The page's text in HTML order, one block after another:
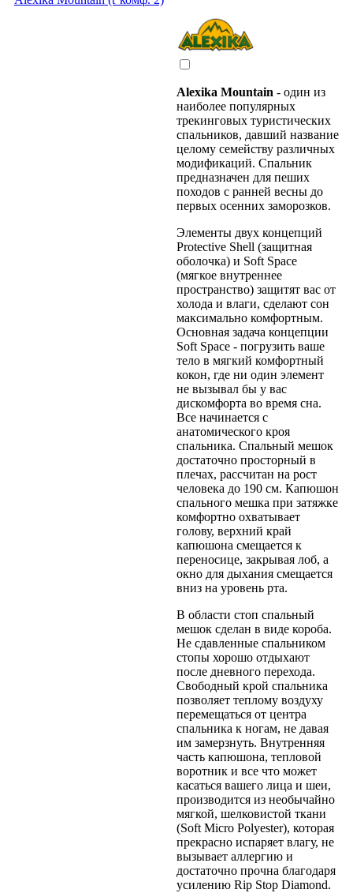
Alexika Mountain - один из
наиболее популярных
трекинговых туристических
спальников, давший название
целому семейству различных
модификаций. Спальник
предназначен для пеших
походов с ранней весны до
первых осенних заморозков.
Элементы двух концепций
Protective Shell (защитная
оболочка) и Soft Space
(мягкое внутреннее
пространство) защитят вас от
холода и влаги, сделают сон
максимально комфортным.
Основная задача концепции
Soft Space - погрузить ваше
тело в мягкий комфортный
кокон, где ни один элемент
не вызывал бы у вас
дискомфорта во время сна.
Все начинается с
анатомического кроя
спальника. Спальный мешок
достаточно просторный в
плечах, рассчитан на рост
человека до 190 см. Капюшон
спального мешка при затяжке
комфортно охватывает
голову, верхний край
капюшона смещается к
переносице, закрывая лоб, а
окно для дыхания смещается
вниз на уровень рта.
В области стоп спальный
мешок сделан в виде короба.
Не сдавленные спальником
стопы хорошо отдыхают
после дневного перехода.
Свободный крой спальника
позволяет теплому воздуху
перемещаться от центра
спальника к ногам, не давая
им замерзнуть. Внутренняя
часть капюшона, тепловой
воротник и все что может
касаться вашего лица и шеи,
производится из необычайно
мягкой, шелковистой ткани
(Soft Micro Polyester), которая
прекрасно испаряет влагу, не
вызывает аллергию и
достаточно прочна благодаря
усилению Rip Stop Diamond.